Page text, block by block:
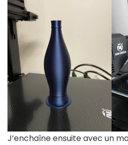
J’enchaîne ensuite avec un